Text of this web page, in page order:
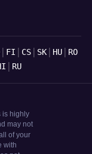
| FI CS| SK| HU| RO
RU